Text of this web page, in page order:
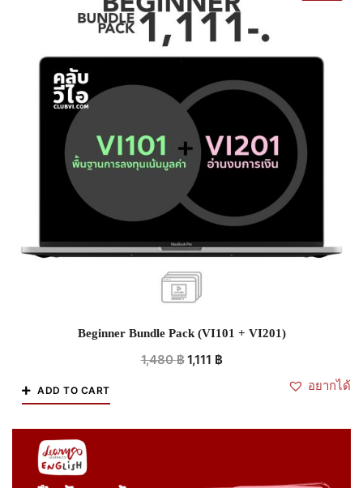
Beginner Bundle Pack (VI101 + VI201)
1,480฿1,111 ฿
อยากได้
ADD TO CART